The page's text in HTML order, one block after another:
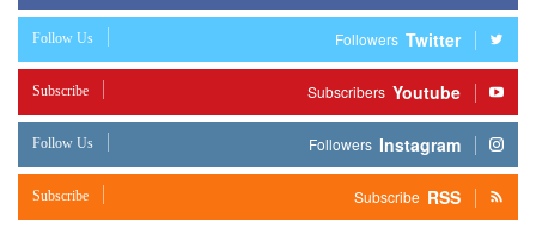
Twitter
Followers
Follow Us
Youtube
Subscribers
Subscribe
Instagram
Followers
Follow Us
RSS
Subscribe
Subscribe